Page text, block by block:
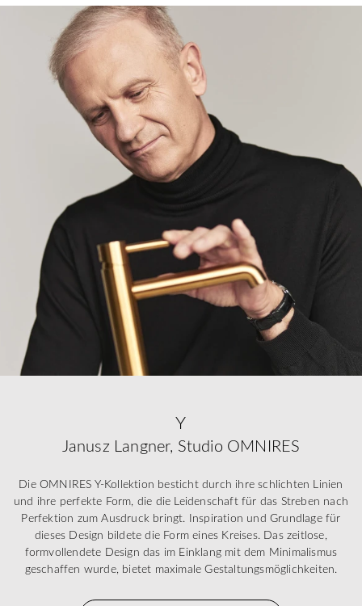
Y
Janusz Langner, Studio OMNIRES
Die OMNIRES Y-Kollektion besticht durch ihre schlichten Linien
und ihre perfekte Form, die die Leidenschaft für das Streben nach
Perfektion zum Ausdruck bringt. Inspiration und Grundlage für
dieses Design bildete die Form eines Kreises. Das zeitlose,
formvollendete Design das im Einklang mit dem Minimalismus
geschaffen wurde, bietet maximale Gestaltungsmöglichkeiten.